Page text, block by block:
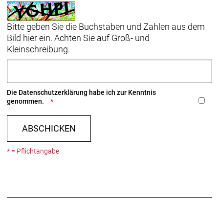
Bitte geben Sie die Buchstaben und Zahlen aus dem
Bild hier ein. Achten Sie auf Groß- und
Kleinschreibung.
Die Datenschutzerklärung habe ich zur Kenntnis
genommen.
ABSCHICKEN
* = Pflichtangabe